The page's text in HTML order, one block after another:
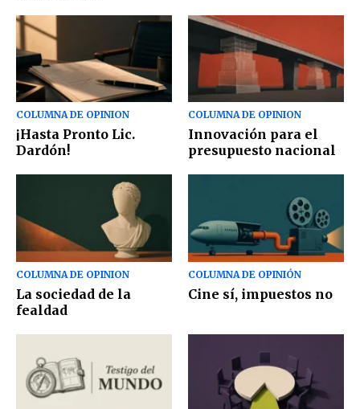
COLUMNA DE OPINION
¡Hasta Pronto Lic.
Dardón!
COLUMNA DE OPINION
Innovación para el
presupuesto nacional
COLUMNA DE OPINION
La sociedad de la
fealdad
COLUMNA DE OPINIÓN
Cine sí, impuestos no